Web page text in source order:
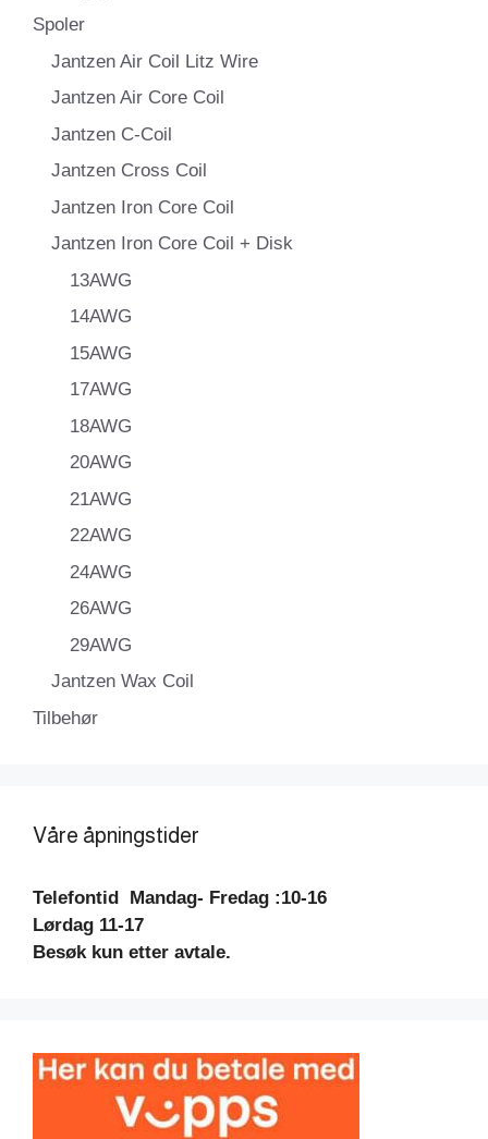
Spoler
Jantzen Air Coil Litz Wire
Jantzen Air Core Coil
Jantzen C-Coil
Jantzen Cross Coil
Jantzen Iron Core Coil
Jantzen Iron Core Coil + Disk
13AWG
14AWG
15AWG
17AWG
18AWG
20AWG
21AWG
22AWG
24AWG
26AWG
29AWG
Jantzen Wax Coil
Tilbehør
Våre åpningstider
Telefontid Mandag- Fredag :10-16
Lørdag 11-17
Besøk kun etter avtale.